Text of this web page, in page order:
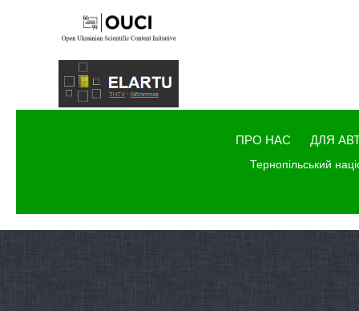
ПРО НАС ДЛЯ
Тернопільський